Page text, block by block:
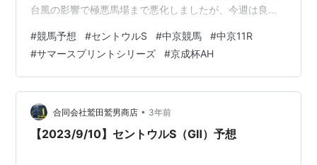
台風の影響で極悪馬場まで悪化しましたが、今週は良馬
立ちましたが、ペースが流れたレースでは差し馬の台頭
も見られました。 【レースのPoint】 ・スプリンターズS
の前哨戦・ピューロマジックが刻むラップ・サマースプ
リントシリーズの優勝が懸かる馬が2頭
#競馬予想 #セントウルS #中京競馬 #中京11R
#サマースプリントシリーズ #京成杯AH
合同会社鷲田鷲男商店 • 3年前
【2023/9/10】セントウルS（GⅡ）予想